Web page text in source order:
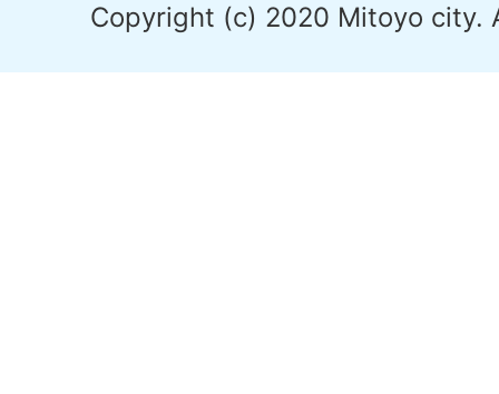
Copyright (c) 2020 Mitoyo city.